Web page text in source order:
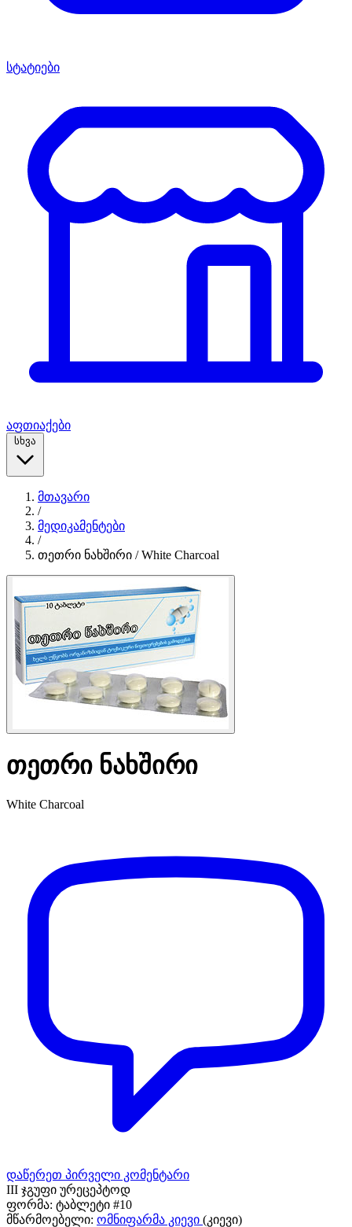
სტატიები
აფთიაქები
სხვა
მთავარი
/
მედიკამენტები
/
თეთრი ნახშირი / White Charcoal
თეთრი ნახშირი
White Charcoal
დაწერეთ პირველი კომენტარი
III ჯგუფი ურეცეპტოდ
ფორმა: ტაბლეტი #10
მწარმოებელი: ომნიფარმა კიევი (კიევი)